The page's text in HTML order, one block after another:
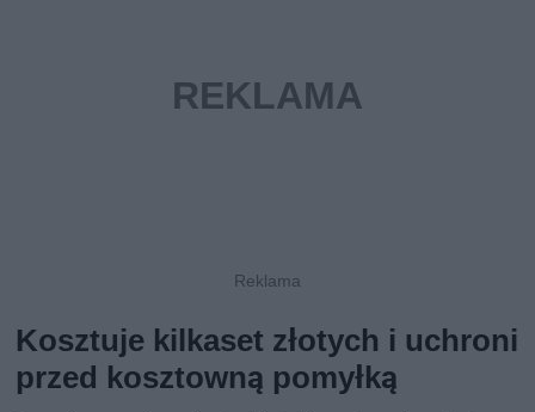
Kosztuje kilkaset złotych i uchroni
przed kosztowną pomyłką